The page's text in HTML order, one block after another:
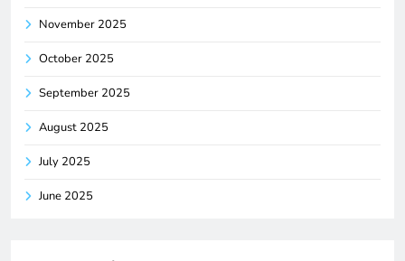
November 2025
October 2025
September 2025
August 2025
July 2025
June 2025